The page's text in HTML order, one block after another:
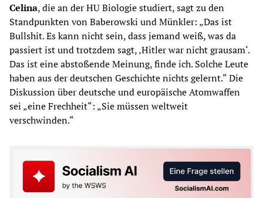
Celina, die an der HU Biologie studiert, sagt zu den
Standpunkten von Baberowski und Münkler: „Das ist
Bullshit. Es kann nicht sein, dass jemand weiß, was da
passiert ist und trotzdem sagt, ‚Hitler war nicht grausam‘.
Das ist eine abstoßende Meinung, finde ich. Solche Leute
haben aus der deutschen Geschichte nichts gelernt.“ Die
Diskussion über deutsche und europäische Atomwaffen
sei „eine Frechheit“: „Sie müssen weltweit
verschwinden.“